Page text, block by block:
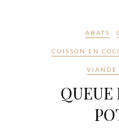
ABATS
CUISSON EN
VIANDE
QUEUE